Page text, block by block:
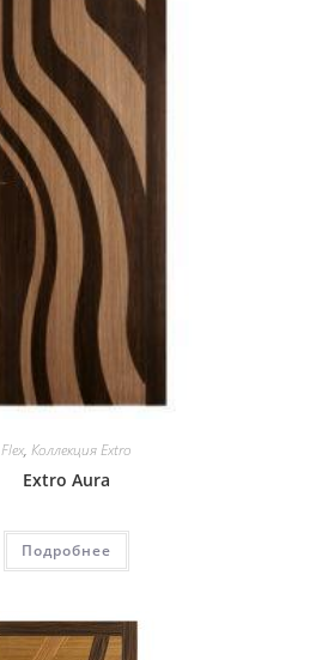
Flex, Коллекция Extro
Extro Aura
Подробнее